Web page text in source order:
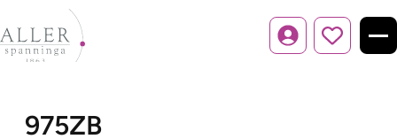
Inloggen
975ZB